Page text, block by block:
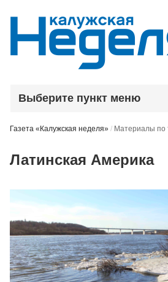
Выберите пункт меню
Газета «Калужская неделя» / Материалы по
Латинская Америка